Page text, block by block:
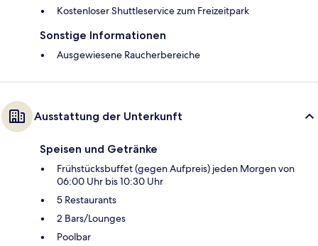
Kostenloser Shuttleservice zum Freizeitpark
Sonstige Informationen
Ausgewiesene Raucherbereiche
Ausstattung der Unterkunft
Speisen und Getränke
Frühstücksbuffet (gegen Aufpreis) jeden Morgen von
06:00 Uhr bis 10:30 Uhr
5 Restaurants
2 Bars/Lounges
Poolbar